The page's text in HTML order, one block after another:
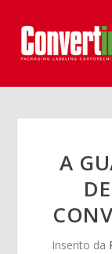
A
Inserito da